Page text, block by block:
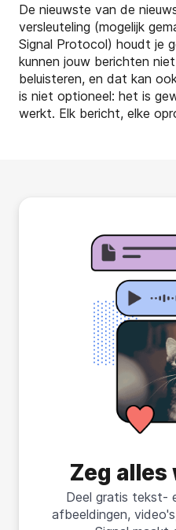
De nieuwste van de
versleuteling (mogelijk
Signal Protocol) houdt je
kunnen jouw berichten
beluisteren, en dat kan
is niet optioneel: het is
werkt. Elk bericht, elke
Zeg
Deel gratis tekst-
afbeeldingen,